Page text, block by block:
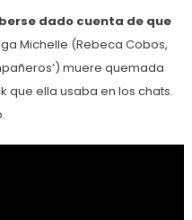
dado cuenta de que
Michelle (Rebeca Cobos,
muere quemada
que ella usaba en los chats.